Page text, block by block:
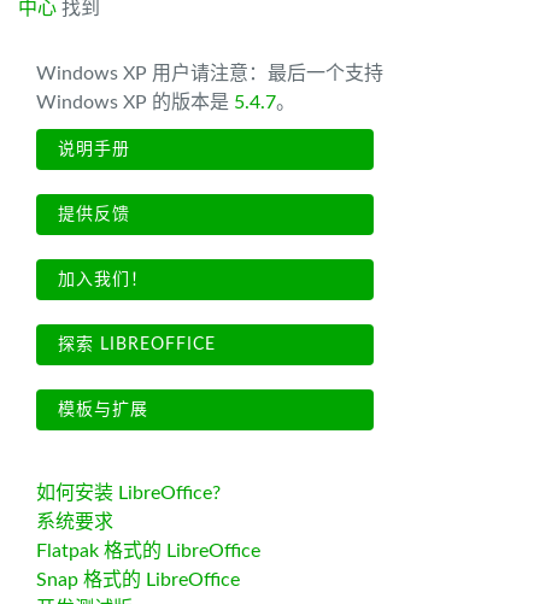
中心 找到
Windows XP 用户请注意：最后一个支持
Windows XP 的版本是 5.4.7。
说明手册
提供反馈
加入我们！
探索 LIBREOFFICE
模板与扩展
如何安装 LibreOffice?
系统要求
Flatpak 格式的 LibreOffice
Snap 格式的 LibreOffice